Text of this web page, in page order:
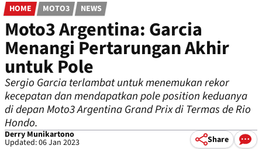
HOME MOTO3 NEWS
Moto3 Argentina: Garcia
Menangi Pertarungan Akhir
untuk Pole
Sergio Garcia terlambat untuk menemukan rekor
kecepatan dan mendapatkan pole position keduanya
di depan Moto3 Argentina Grand Prix di Termas de Rio
Hondo.
Derry Munikartono
Updated: 06 Jan 2023 Share